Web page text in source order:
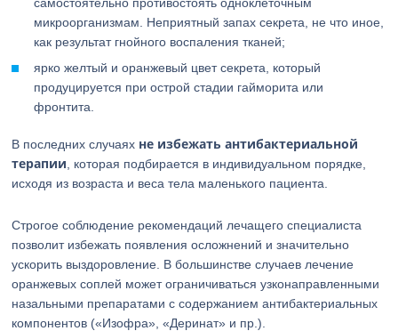
микроорганизмам. Неприятный запах секрета, не что иное,
как результат гнойного воспаления тканей;
ярко желтый и оранжевый цвет секрета, который
продуцируется при острой стадии гайморита или
фронтита.
В последних случаях не избежать антибактериальной
терапии , которая подбирается в индивидуальном порядке,
исходя из возраста и веса тела маленького пациента.
Строгое соблюдение рекомендаций лечащего специалиста
позволит избежать появления осложнений и значительно
ускорить выздоровление. В большинстве случаев лечение
оранжевых соплей может ограничиваться узконаправленными
назальными препаратами с содержанием антибактериальных
компонентов («Изофра», «Деринат» и пр.).